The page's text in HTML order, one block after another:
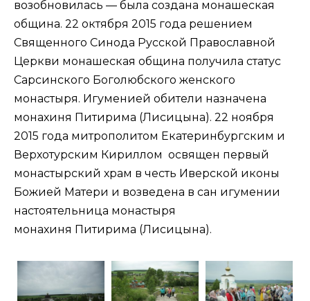
возобновилась — была создана монашеская
община. 22 октября 2015 года решением
Священного Синода Русской Православной
Церкви монашеская община получила статус
Сарсинского Боголюбского женского
монастыря. Игуменией обители назначена
монахиня Питирима (Лисицына). 22 ноября
2015 года митрополитом Екатеринбургским и
Верхотурским Кириллом освящен первый
монастырский храм в честь Иверской иконы
Божией Матери и возведена в сан игумении
настоятельница монастыря
монахиня Питирима (Лисицына).